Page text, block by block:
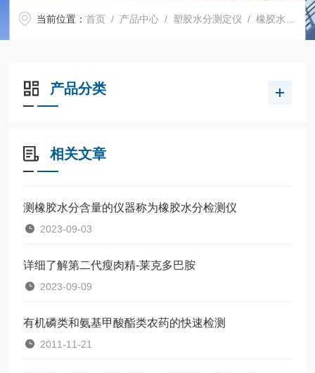
当前位置：首页 / 产品中心 / 塑胶水分测定仪 /橡胶水分测定仪
产品分类
相关文章
测橡胶水分含量的仪器称为橡胶水分检测仪
2023-09-03
详细了解第二代瘦肉精-莱克多巴胺
2023-09-09
有机磷类和氨基甲酸酯类农药的快速检测
2011-11-21